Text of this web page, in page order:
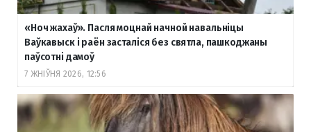
«Ноч жахаў». Пасля моцнай начной навальніцы
Ваўкавыск і раён засталіся без святла, пашкоджаны
паўсотні дамоў
7 ЖНІЎНЯ 2026, 12:56